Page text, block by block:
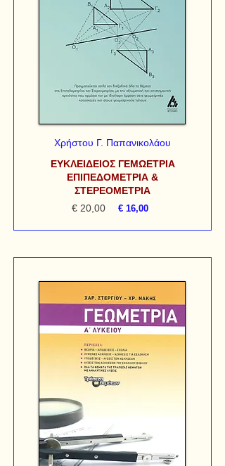
Χρήστου Γ. Παπανικολάου
ΕΥΚΛΕΙΔΕΙΟΣ ΓΕΜΩΕΤΡΙΑ
ΕΠΙΠΕΔΟΜΕΤΡΙΑ &
ΣΤΕΡΕΟΜΕΤΡΙΑ
€ 20,00
€ 16,00